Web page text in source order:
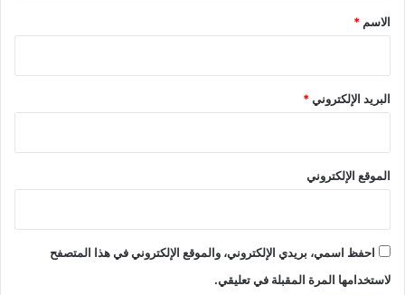
*
الاسم *
البريد الإلكتروني*
الموقع الإلكتروني
احفظ اسمي، بريدي الإلكتروني، والموقع الإلكتروني في هذا المتصفح
لاستخدامها المرة المقبلة في تعليقي.